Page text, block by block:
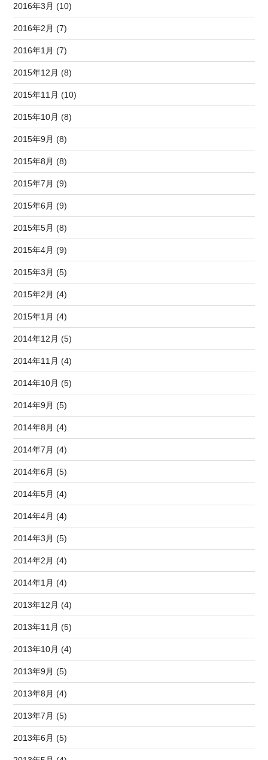
2016年3月 (10)
2016年2月 (7)
2016年1月 (7)
2015年12月 (8)
2015年11月 (10)
2015年10月 (8)
2015年9月 (8)
2015年8月 (8)
2015年7月 (9)
2015年6月 (9)
2015年5月 (8)
2015年4月 (9)
2015年3月 (5)
2015年2月 (4)
2015年1月 (4)
2014年12月 (5)
2014年11月 (4)
2014年10月 (5)
2014年9月 (5)
2014年8月 (4)
2014年7月 (4)
2014年6月 (5)
2014年5月 (4)
2014年4月 (4)
2014年3月 (5)
2014年2月 (4)
2014年1月 (4)
2013年12月 (4)
2013年11月 (5)
2013年10月 (4)
2013年9月 (5)
2013年8月 (4)
2013年7月 (5)
2013年6月 (5)